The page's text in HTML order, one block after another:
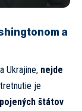
a
Ukrajine, nejde
je
štátov